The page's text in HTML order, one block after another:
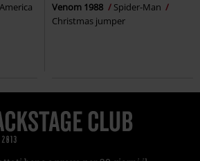
Venom 1988
Spider-Man
Christmas jumper